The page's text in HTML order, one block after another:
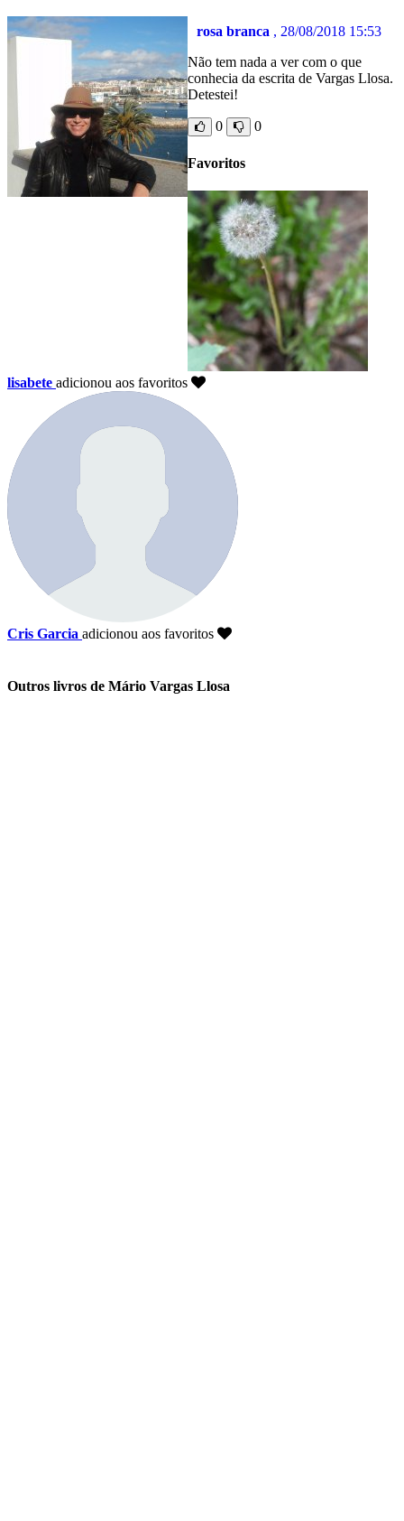
rosa branca , 28/08/2018 15:53
Não tem nada a ver com o que
conhecia da escrita de Vargas Llosa.
Detestei!
0 0
Favoritos
lisabete adicionou aos favoritos
Cris Garcia adicionou aos favoritos
Outros livros de Mário Vargas Llosa